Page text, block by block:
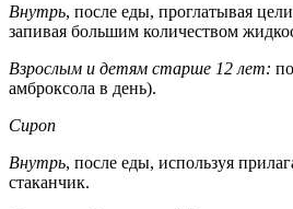
Внутрь, после еды, проглатывая
запивая большим количеством
Взрослым и детям старше 12 лет:
амброксола в день).
Сироп
Внутрь, после еды, используя
стаканчик.